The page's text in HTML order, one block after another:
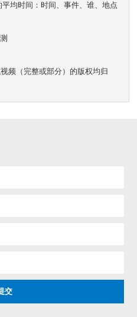
均时间：时间、事件、谁、地点
频（完整或部分）的版权均归